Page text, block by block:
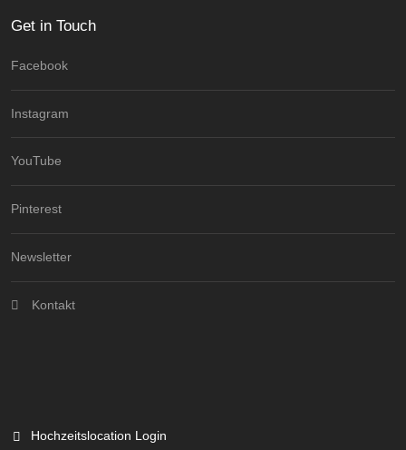
Get in Touch
Facebook
Instagram
YouTube
Pinterest
Newsletter
Kontakt
Hochzeitslocation Login